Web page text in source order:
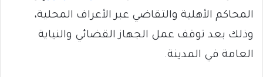
المحاكم الأهلية والتقاضي عبر الأعراف المحلية،
وذلك بعد توقف عمل الجهاز القضائي والنياية
العامة في المدينة.